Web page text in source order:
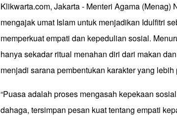
Klikwarta.com, Jakarta - Menteri Agama (Menag)
mengajak umat Islam untuk menjadikan Idulfitri
memperkuat empati dan kepedulian sosial.
hanya sekadar ritual menahan diri dari makan
menjadi sarana pembentukan karakter yang
“Puasa adalah proses mengasah kepekaan
dahaga, tersimpan pesan kuat tentang empati